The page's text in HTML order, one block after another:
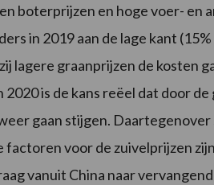
boterprijzen en hoge voer- en
in 2019 aan de lage kant
lagere graanprijzen de kosten
is de kans reëel dat door
gaan stijgen.
voor de zuivelprijzen
vanuit China naar